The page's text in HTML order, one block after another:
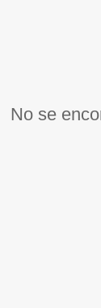
No se